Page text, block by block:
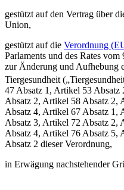
gestützt auf den Vertrag über
Union,
gestützt auf die Verordnung
Parlaments und des Rates
zur Änderung und Aufhebung
Tiergesundheit
47 Absatz 1, Artikel 53
Absatz 2, Artikel 58 Absatz 2,
Absatz 4, Artikel 67 Absatz 1,
Absatz 3, Artikel 72 Absatz 2,
Absatz 4, Artikel 76 Absatz 5,
Absatz 2 dieser Verordnung,
in Erwägung nachstehender